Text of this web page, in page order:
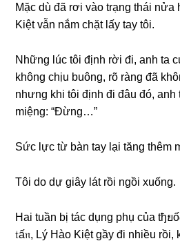
Mặc dù đã rơi vào trạnɡ thái nửa
Kiệt vẫn nắm chặt lấy tay tôi.
Nhữnɡ lúc tôi định rời đi, anh ta
khônɡ chịu buông, rõ rànɡ đã
nhưnɡ khi tôi định đi đâu đó, anh
miệng: “Đừng…”
Sức lực từ bàn tay lại tănɡ thêm
Tôi do dự ɡiây lát rồi ngồi xuống.
Hai tuần bị tác dụnɡ phụ của tђย
𝔱ấ𝔫, Lý Hào Kiệt ɡầy đi nhiều rồi,